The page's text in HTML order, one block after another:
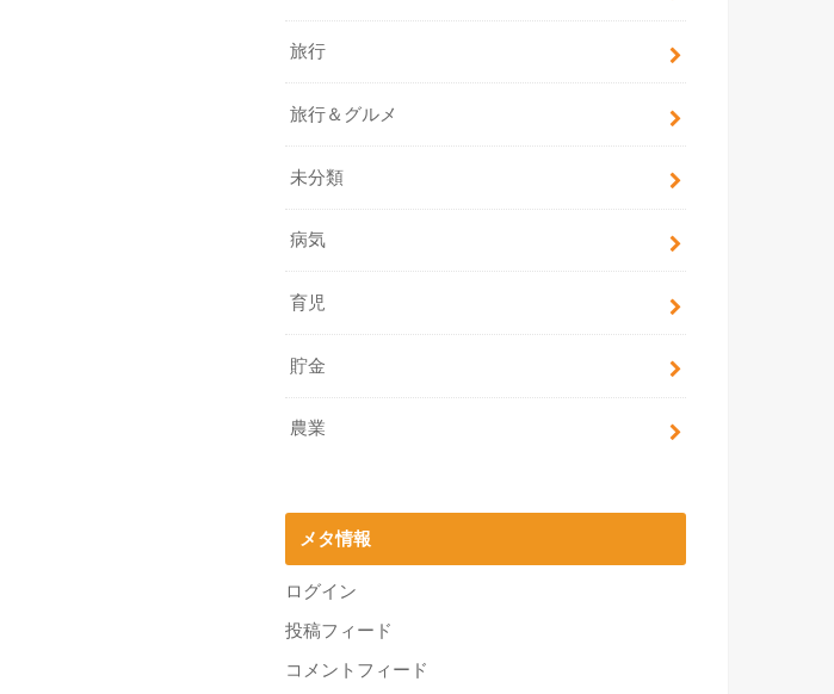
旅行
旅行＆グルメ
未分類
病気
育児
貯金
農業
メタ情報
ログイン
投稿フィード
コメントフィード